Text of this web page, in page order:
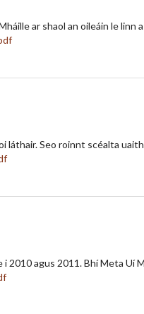
ar shaol an oileáin le
láthair. Seo roinnt scéalta
agus 2011. Bhí Meta Uí